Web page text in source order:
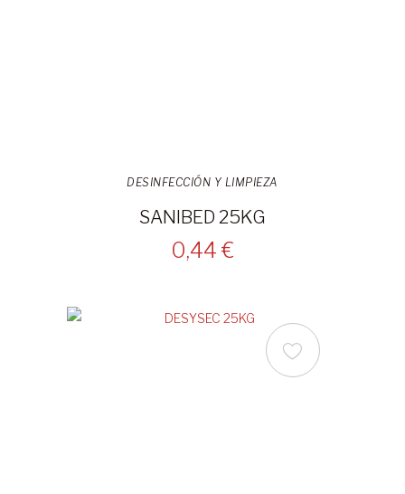
DESINFECCIÓN Y LIMPIEZA
SANIBED 25KG
0,44 €